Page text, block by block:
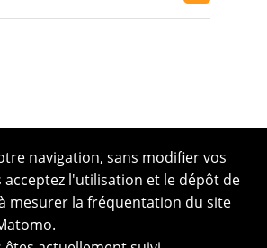
navigation, sans modifier vos
acceptez l'utilisation et le dépôt de
mesurer la fréquentation du site